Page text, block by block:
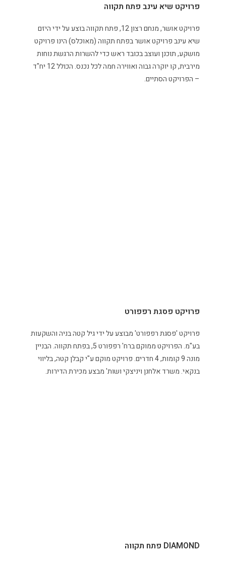
פרויקט שיא עינב פתח תקווה
פרויקט אושר, מנחם רצון 12, פתח תקווה בוצע על ידי היזם
שיא עינב פרויקט אושר בפתח תקווה (מאוכלס) הינו פרויקט
מושקע, תוכנן ועוצב בכובד ראש כדי להשרות הרגשת נוחות
מירבית, קו יוקרה גבוה ואווירה חמה לכל נכנס. הכולל 12 יח"ד
– הפרויקט הסתיים.
פרויקט פסגת רפפורט
פרויקט 'פסגת רפפורט' מבוצע על ידי גיל קטה בניה והשקעות
בע"מ. הפרויקט ממוקם ברח' רפפורט 5, בפתח תקווה. הבניין
מונה 9 קומות, 4 חדרים. פרויקט מוקם ע"י קבלן קטה, בליווי
בנקאי. משרד אלחנן ויניצקי ושות' מבצע מכירת הדירות.
DIAMOND פתח תקווה